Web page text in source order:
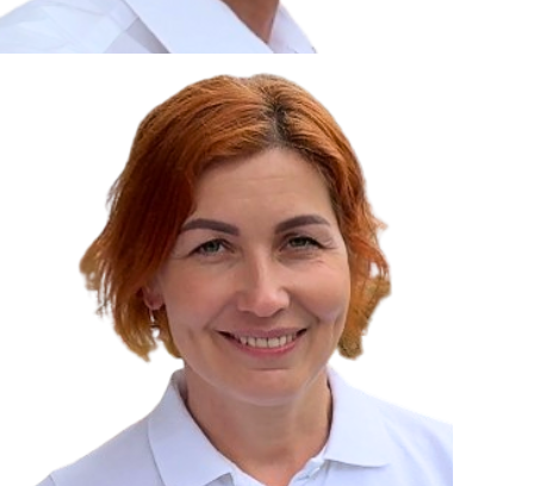
Zákon uvádza, že môžeme ukladať cookies na vašom
zariadení, pokiaľ sú nevyhnutne nutné pre prevádzku tejto
Cookies, ktoré používame
Technické a nevyhnutné cookies
Analytické a marketingové cookies
Reklamné úložisko
Reklamné používateľské dáta
Personalizácia reklám
Povoliť vybrané
Odmietnuť